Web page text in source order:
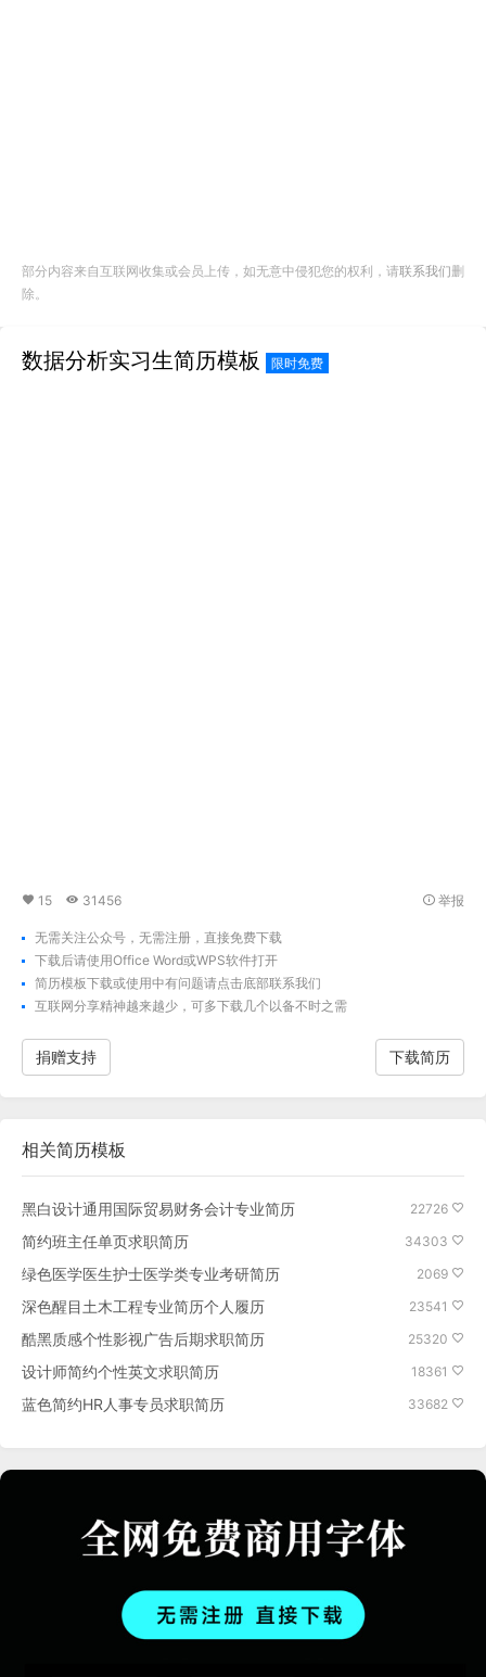
部分内容来自互联网收集或会员上传，如无意中侵犯您的权利，请联系我们删
除。
数据分析实习生简历模板 限时免费
15 31456 举报
无需关注公众号，无需注册，直接免费下载
下载后请使用Office Word或WPS软件打开
简历模板下载或使用中有问题请点击底部联系我们
互联网分享精神越来越少，可多下载几个以备不时之需
捐赠支持 下载简历
相关简历模板
黑白设计通用国际贸易财务会计专业简历 22726
简约班主任单页求职简历 34303
绿色医学医生护士医学类专业考研简历 2069
深色醒目土木工程专业简历个人履历 23541
酷黑质感个性影视广告后期求职简历 25320
设计师简约个性英文求职简历 18361
蓝色简约HR人事专员求职简历 33682